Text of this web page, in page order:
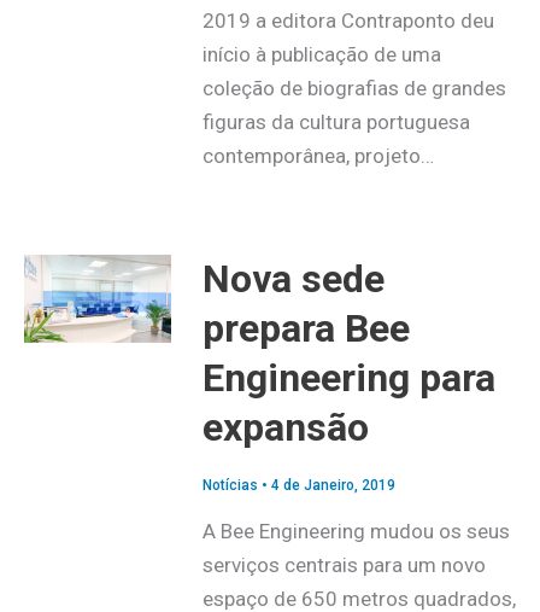
2019 a editora Contraponto deu
início à publicação de uma
coleção de biografias de grandes
figuras da cultura portuguesa
contemporânea, projeto…
Nova sede
prepara Bee
Engineering para
expansão
Notícias • 4 de Janeiro, 2019
A Bee Engineering mudou os seus
serviços centrais para um novo
espaço de 650 metros quadrados,